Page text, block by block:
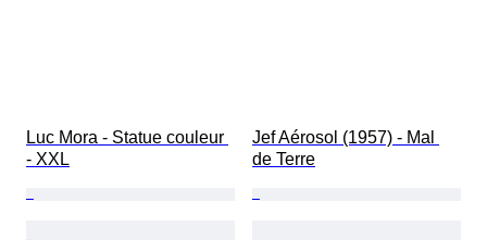
Luc Mora - Statue couleur
- XXL
Jef Aérosol (1957) - Mal
de Terre